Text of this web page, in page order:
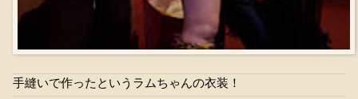
手縫いで作ったというラムちゃんの衣装！